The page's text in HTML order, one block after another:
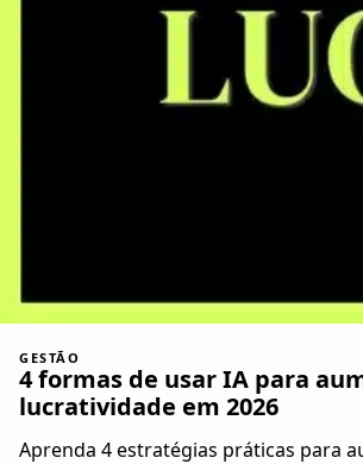
GESTÃO
4 formas de usar IA para
lucratividade em 2026
Aprenda 4 estratégias práticas para